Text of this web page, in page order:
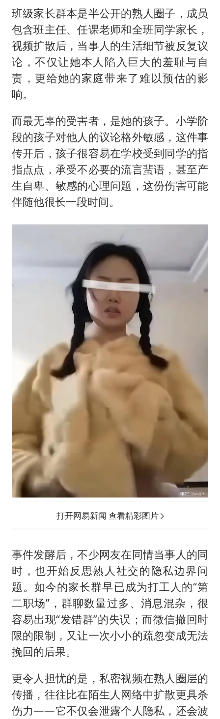
班级家长群本是半公开的熟人圈子，成员
包含班主任、任课老师和全班同学家长，
视频扩散后，当事人的生活细节被反复议
论，不仅让她本人陷入巨大的羞耻与自
责，更给她的家庭带来了难以预估的影
响。
而最无辜的受害者，是她的孩子。小学阶
段的孩子对他人的议论格外敏感，这件事
传开后，孩子很容易在学校受到同学的指
指点点，承受不必要的流言蜚语，甚至产
生自卑、敏感的心理问题，这份伤害可能
伴随他很长一段时间。
打开网易新闻 查看精彩图片
事件发酵后，不少网友在同情当事人的同
时，也开始反思熟人社交的隐私边界问
题。如今的家长群早已成为打工人的“第
二职场”，群聊数量过多、消息混杂，很
容易出现“发错群”的失误；而微信撤回时
限的限制，又让一次小小的疏忽变成无法
挽回的后果。
更令人担忧的是，私密视频在熟人圈层的
传播，往往比在陌生人网络中扩散更具杀
伤力——它不仅会泄露个人隐私，还会波